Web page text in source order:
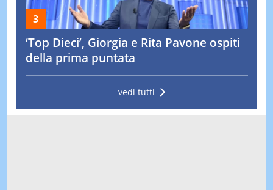
‘Top Dieci’, Giorgia e Rita Pavone ospiti
della prima puntata
vedi tutti